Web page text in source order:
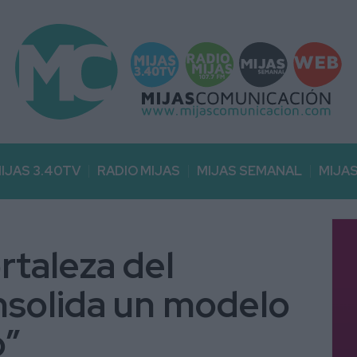
3.40TV RADIO MIJAS MIJAS SEMANAL
del
un modelo